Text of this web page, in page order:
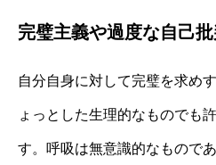
完璧主義や過度な自己批
自分自身に対して完璧を求め
ょっとした生理的なものでも
す。呼吸は無意識的なもので